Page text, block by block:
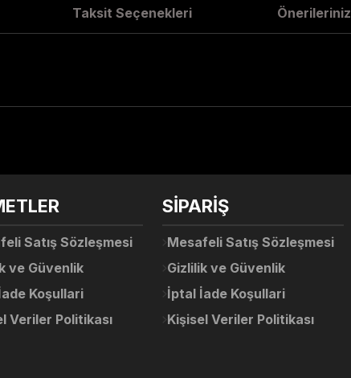
Taksit Seçenekleri Önerileriniz
Yorum Yaz
Deneyimini Paylaş
Satış Sözleşmesi
ve Güvenlik
Koşullari
Veriler Politikası
SİPARİŞ
Mesafeli Satış Sözleşmesi
Gizlilik ve Güvenlik
İptal İade Koşullari
Kişisel Veriler Politikası